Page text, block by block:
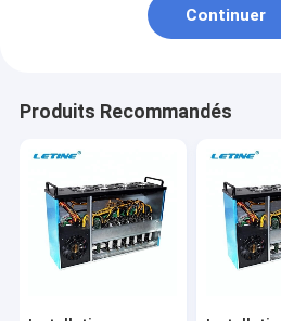
Continuer
Produits Recommandés